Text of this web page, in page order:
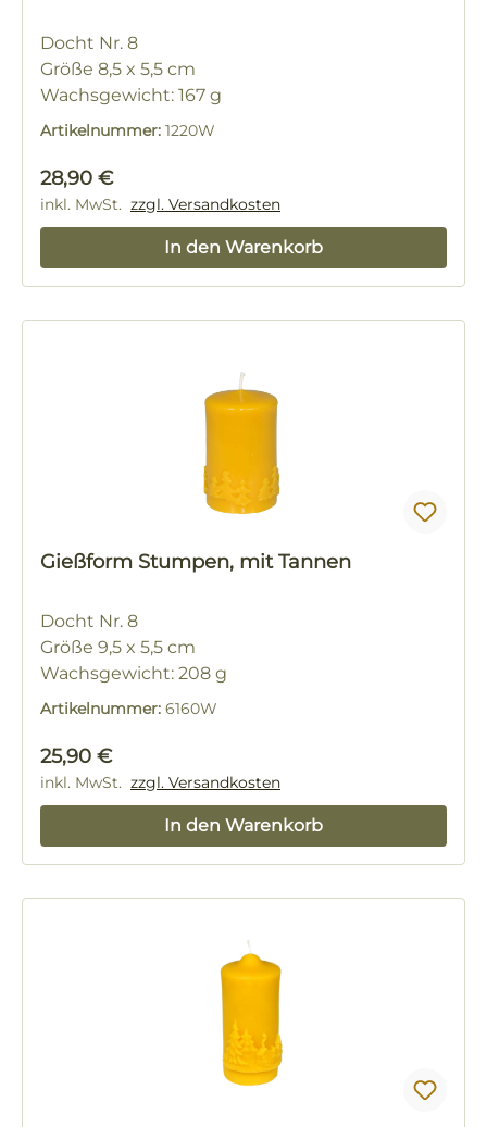
Docht Nr. 8
Größe 8,5 x 5,5 cm
Wachsgewicht: 167 g
Artikelnummer: 1220W
Regulärer Preis:
28,90 €
inkl. MwSt. zzgl. Versandkosten
In den Warenkorb
Gießform Stumpen, mit Tannen
Docht Nr. 8
Größe 9,5 x 5,5 cm
Wachsgewicht: 208 g
Artikelnummer: 6160W
Regulärer Preis:
25,90 €
inkl. MwSt. zzgl. Versandkosten
In den Warenkorb